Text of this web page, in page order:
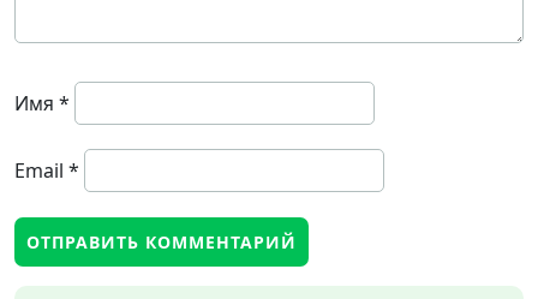
Имя *
Email *